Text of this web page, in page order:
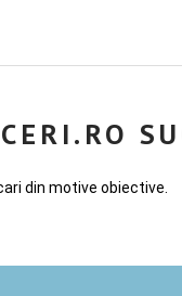
din motive obiective.